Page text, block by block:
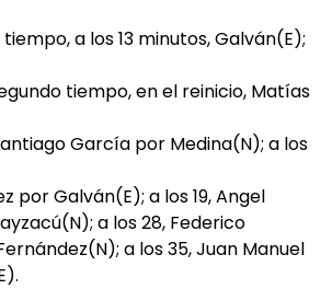
a los 13 minutos, Galván(E);
tiempo, en el reinicio, Matías
García por Medina(N); a los
por Galván(E); a los 19, Angel
a los 28, Federico
a los 35, Juan Manuel